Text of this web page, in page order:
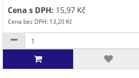
Cena s DPH: 15,97 Kč
Cena bez DPH: 13,20 Kč